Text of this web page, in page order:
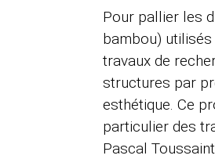
Pour pallier les
bambou)
travaux de
structures par
esthétique. Ce
particulier des
Pascal